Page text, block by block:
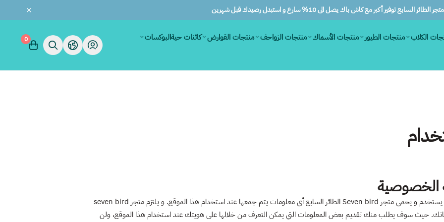
الطائر السابع توفير أكبر مع كاش باك يصل الى 10% سارع و استبدل رصيدك قبل شهرين
الكلاب منتجات الطيور منتجات الأسماك منتجات الزواحف منتجات القوارض كائنات حيةالبوكسات
0
الخصوصية
مشاركة بيان سياسة الخصوصية هذا يوضح كيف يستخدم و يحمي متجر Seven bird الطائر السابع أي معلومات يتم جمعها عند استخدام هذا الموقع. و يلتزم متجر seven bird
حيث سوف يطلب منك تقديم بعض المعلومات التي يمكن التعرف من خلالها على هويتك عند استخدام هذا الموقع، ولن